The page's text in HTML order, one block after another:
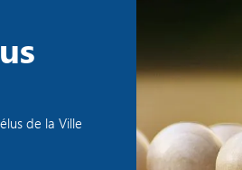
de la Ville